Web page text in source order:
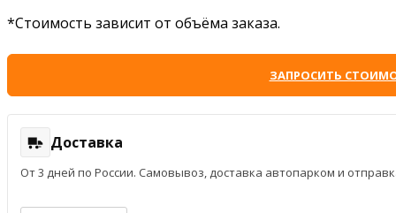
*Стоимость зависит от объёма заказа.
ЗАПРОСИТЬ
Доставка
От 3 дней по России. Самовывоз, доставка автопарком и